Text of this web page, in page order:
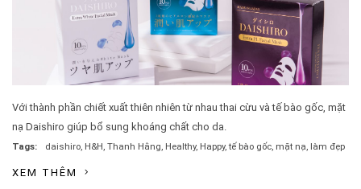
Với thành phần chiết xuất thiên nhiên từ nhau thai cừu và tế bào gốc, mặt
nạ Daishiro giúp bổ sung khoáng chất cho da.
Tags: daishiro, H&H, Thanh Hằng, Healthy, Happy,tế bào gốc, mặt nạ, làm đẹp
XEM THÊM